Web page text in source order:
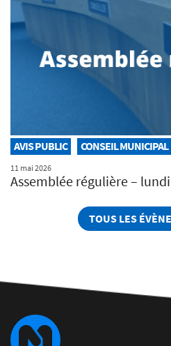
AVIS PUBLIC CONSEIL MUNICIPAL
11 mai 2026
Assemblée régulière –
TOUS LES